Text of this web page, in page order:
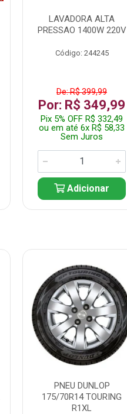
LAVADORA ALTA
PRESSAO 1400W 220V
Código: 244245
De: R$ 399,99
Por: R$ 349,99
Pix 5% OFF R$ 332,49
ou em até 6x R$ 58,33
Sem Juros
Adicionar
PNEU DUNLOP
175/70R14 TOURING
R1XL